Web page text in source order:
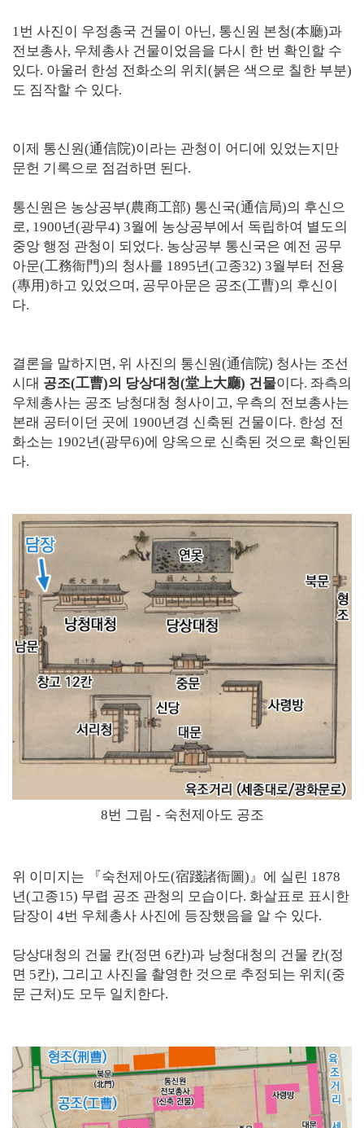
1번 사진이 우정총국 건물이 아닌, 통신원 본청(本廳)과
전보총사, 우체총사 건물이었음을 다시 한 번 확인할 수
있다. 아울러 한성 전화소의 위치(붉은 색으로 칠한 부분)
도 짐작할 수 있다.
이제 통신원(通信院)이라는 관청이 어디에 있었는지만
문헌 기록으로 점검하면 된다.
통신원은 농상공부(農商工部) 통신국(通信局)의 후신으
로, 1900년(광무4) 3월에 농상공부에서 독립하여 별도의
중앙 행정 관청이 되었다. 농상공부 통신국은 예전 공무
아문(工務衙門)의 청사를 1895년(고종32) 3월부터 전용
(專用)하고 있었으며, 공무아문은 공조(工曹)의 후신이
다.
결론을 말하지면, 위 사진의 통신원(通信院) 청사는 조선
시대 공조(工曹)의 당상대청(堂上大廳) 건물이다. 좌측의
우체총사는 공조 낭청대청 청사이고, 우측의 전보총사는
본래 공터이던 곳에 1900년경 신축된 건물이다. 한성 전
화소는 1902년(광무6)에 양옥으로 신축된 것으로 확인된
다.
8번 그림 - 숙천제아도 공조
위 이미지는 『숙천제아도(宿踐諸衙圖)』에 실린 1878
년(고종15) 무렵 공조 관청의 모습이다. 화살표로 표시한
담장이 4번 우체총사 사진에 등장했음을 알 수 있다.
당상대청의 건물 칸(정면 6칸)과 낭청대청의 건물 칸(정
면 5칸), 그리고 사진을 촬영한 것으로 추정되는 위치(중
문 근처)도 모두 일치한다.